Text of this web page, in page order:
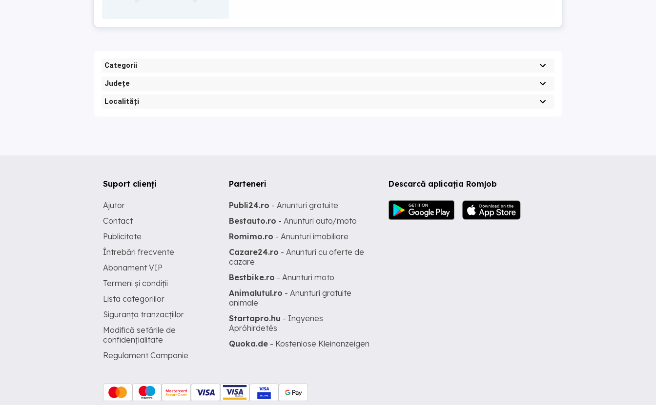
Categorii
Județe
Localități
Descarcă aplicația Romjob
Suport clienți
Ajutor
Contact
Publicitate
Întrebări frecvente
Abonament VIP
Termeni și condiții
Lista categoriilor
Siguranța tranzacțiilor
Modifică setările de
confidențialitate
Regulament Campanie
Parteneri
Publi24.ro - Anunturi gratuite
Bestauto.ro - Anunturi auto/moto
Romimo.ro - Anunturi imobiliare
Cazare24.ro - Anunturi cu oferte de
cazare
Bestbike.ro - Anunturi moto
Animalutul.ro - Anunturi gratuite
animale
Startapro.hu - Ingyenes
Apróhirdetés
Quoka.de - Kostenlose Kleinanzeigen